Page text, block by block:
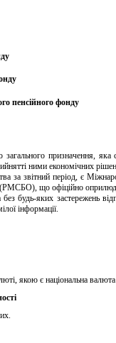
пенсійного фонду
загального призначення,
ними економічних
за звітний період, є
що офіційно
без будь-яких
інформації.
якою є національна